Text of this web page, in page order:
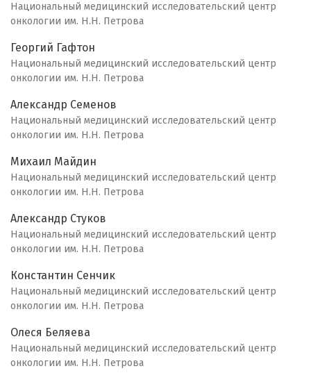
Национальный медицинский исследовательский центр
онкологии им. Н.Н. Петрова
Георгий Гафтон
Национальный медицинский исследовательский центр
онкологии им. Н.Н. Петрова
Александр Семенов
Национальный медицинский исследовательский центр
онкологии им. Н.Н. Петрова
Михаил Майдин
Национальный медицинский исследовательский центр
онкологии им. Н.Н. Петрова
Александр Стуков
Национальный медицинский исследовательский центр
онкологии им. Н.Н. Петрова
Константин Сенчик
Национальный медицинский исследовательский центр
онкологии им. Н.Н. Петрова
Олеся Беляева
Национальный медицинский исследовательский центр
онкологии им. Н.Н. Петрова